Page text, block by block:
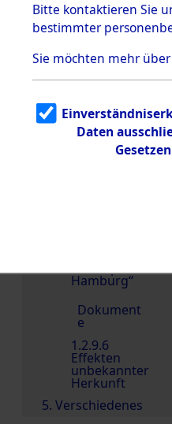
1.2.9.2
Effekten aus
dem KZ
Bayerisches
1.2.9.3
Effekten aus
dem KZ
Neuengamm
Hamburg“
Dokument
e
1.2.9.6
Effekten
unbekannter
Herkunft
5. Verschiedenes
Bitte kontaktieren Sie
bestimmter
Sie möchten mehr
Daten